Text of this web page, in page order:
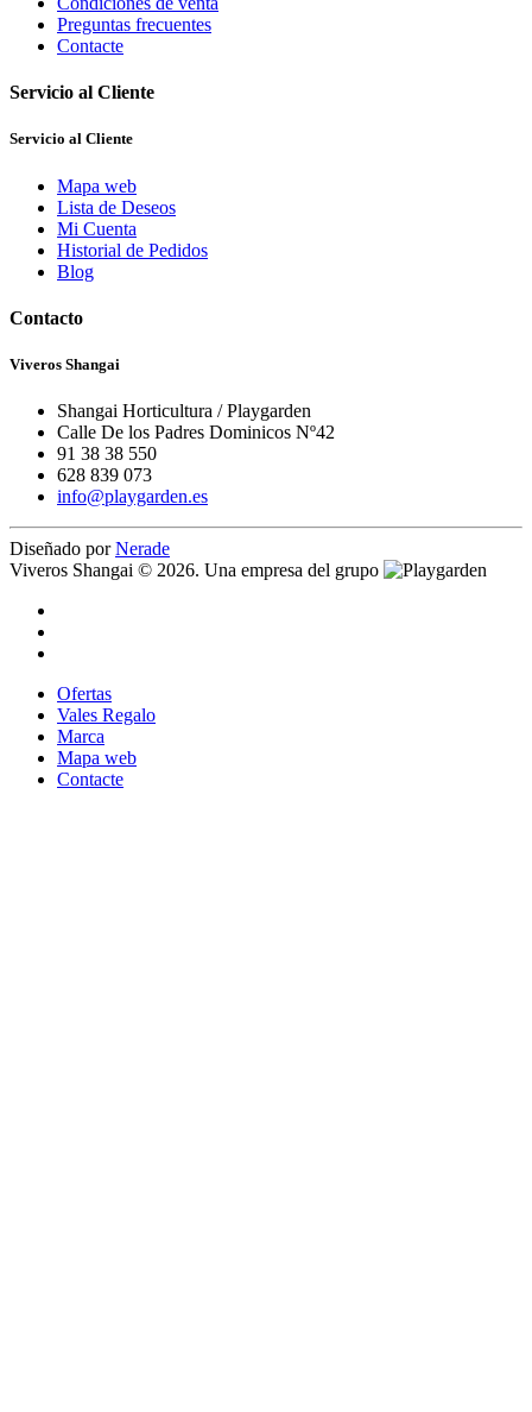
Preguntas frecuentes
Contacte
Servicio al Cliente
Servicio al Cliente
Mapa web
Lista de Deseos
Mi Cuenta
Historial de Pedidos
Blog
Contacto
Viveros Shangai
Shangai Horticultura / Playgarden
Calle De los Padres Dominicos Nº42
91 38 38 550
628 839 073
info@playgarden.es
Diseñado porNerade
Viveros Shangai © 2026. Una empresa del grupo
Ofertas
Vales Regalo
Marca
Mapa web
Contacte